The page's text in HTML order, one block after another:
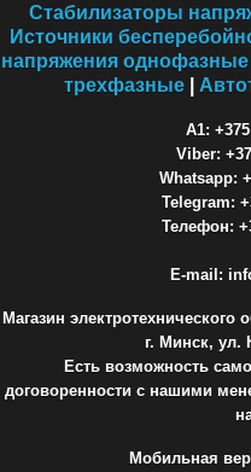
Стабилизаторы
Источники
напряжения однофазные
трехфазные
A1:
Viber:
Whatsapp:
Telegram:
Телефон:
E-mail:
Магазин
г. Минск, ул.
Есть возможность
договоренности с нашими
Мобильная